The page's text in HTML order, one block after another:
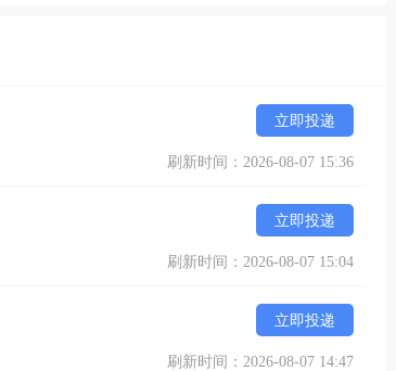
立即投递
刷新时间：2026-08-07 15:36
立即投递
刷新时间：2026-08-07 15:04
立即投递
刷新时间：2026-08-07 14:47